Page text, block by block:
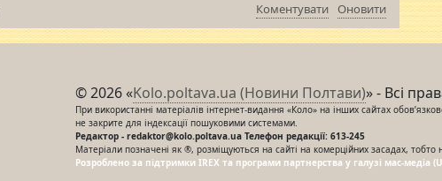
Оновити
Коментувати
© 2026 «Kolo.poltava.ua (Новини Полтави)» - Всі
При використанні матеріалів інтернет-видання «Коло» на інших сайтах
не закрите для індексації пошуковими системами.
Редактор - redaktor@kolo.poltava.ua Телефон редакції: 613-245
Матеріали позначені як ®, розміщуються на сайті на комерційних засадах, тобто
Розроблено за підтримки IREX та програми партнерства у галузі мас-медіа